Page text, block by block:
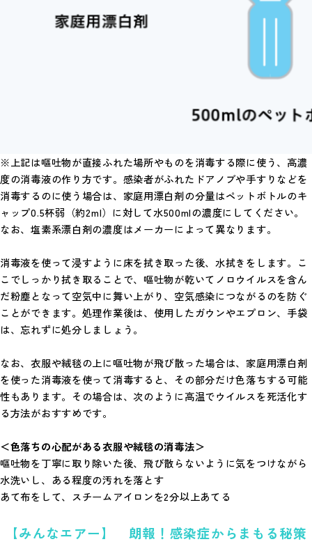
※上記は嘔吐物が直接ふれた場所やものを消毒する際に使う、高濃
度の消毒液の作り方です。感染者がふれたドアノブや手すりなどを
消毒するのに使う場合は、家庭用漂白剤の分量はペットボトルのキ
ャップ0.5杯弱（約2ml）に対して水500mlの濃度にしてください。
なお、塩素系漂白剤の濃度はメーカーによって異なります。
消毒液を使って浸すように床を拭き取った後、水拭きをします。こ
こでしっかり拭き取ることで、嘔吐物が乾いてノロウイルスを含ん
だ粉塵となって空気中に舞い上がり、空気感染につながるのを防ぐ
ことができます。処理作業後は、使用したガウンやエプロン、手袋
は、忘れずに処分しましょう。
なお、衣服や絨毯の上に嘔吐物が飛び散った場合は、家庭用漂白剤
を使った消毒液を使って消毒すると、その部分だけ色落ちする可能
性もあります。その場合は、次のように高温でウイルスを死活化す
る方法がおすすめです。
＜色落ちの心配がある衣服や絨毯の消毒法＞
嘔吐物を丁寧に取り除いた後、飛び散らないように気をつけながら
水洗いし、ある程度の汚れを落とす
あて布をして、スチームアイロンを2分以上あてる
【みんなエアー】 朗報！感染症からまもる秘策